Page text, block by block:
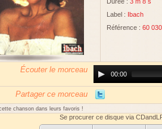
Label : Ibach
Référence : 60 030
Écouter le morceau
Player00:00
Partager ce morceau
chanson dans leurs favoris !
Se procurer ce disque via